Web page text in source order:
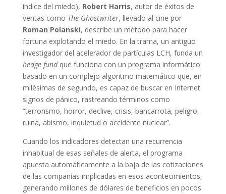
índice del miedo), Robert Harris, autor de éxitos de
ventas como The Ghostwriter, llevado al cine por
Roman Polanski, describe un método para hacer
fortuna explotando el miedo. En la trama, un antiguo
investigador del acelerador de partículas LCH, funda un
hedge fundque funciona con un programa informático
basado en un complejo algoritmo matemático que, en
milésimas de segundo, es capaz de buscar en Internet
signos de pánico, rastreando términos como
“terrorismo, horror, declive, crisis, bancarrota, peligro,
ruina, abismo, inquietud o accidente nuclear”.
Cuando los indicadores detectan una recurrencia
inhabitual de esas señales de alerta, el programa
apuesta automáticamente a la baja de las cotizaciones
de las compañías implicadas en esos acontecimientos,
generando millones de dólares de beneficios en pocos